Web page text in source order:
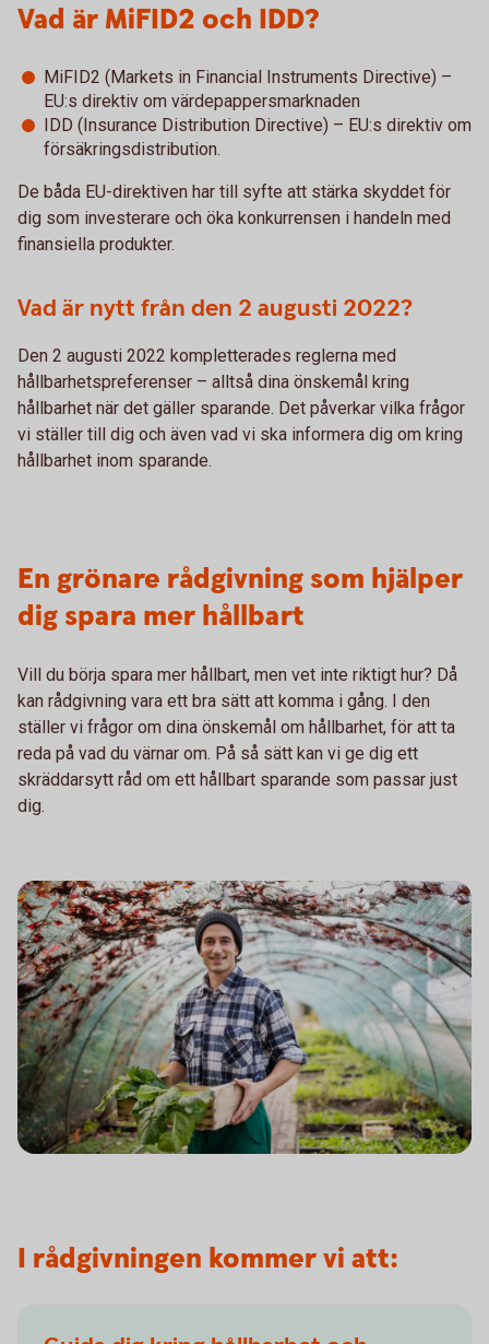
Vad är MiFID2 och IDD?
MiFID2 (Markets in Financial Instruments Directive) –
EU:s direktiv om värdepappersmarknaden
IDD (Insurance Distribution Directive) – EU:s direktiv om
försäkringsdistribution.
De båda EU-direktiven har till syfte att stärka skyddet för
dig som investerare och öka konkurrensen i handeln med
finansiella produkter.
Vad är nytt från den 2 augusti 2022?
Den 2 augusti 2022 kompletterades reglerna med
hållbarhetspreferenser – alltså dina önskemål kring
hållbarhet när det gäller sparande. Det påverkar vilka frågor
vi ställer till dig och även vad vi ska informera dig om kring
hållbarhet inom sparande.
En grönare rådgivning som hjälper
dig spara mer hållbart
Vill du börja spara mer hållbart, men vet inte riktigt hur? Då
kan rådgivning vara ett bra sätt att komma i gång. I den
ställer vi frågor om dina önskemål om hållbarhet, för att ta
reda på vad du värnar om. På så sätt kan vi ge dig ett
skräddarsytt råd om ett hållbart sparande som passar just
dig.
I rådgivningen kommer vi att: